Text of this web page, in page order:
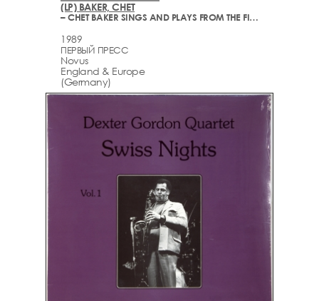
(LP) BAKER, CHET
– CHET BAKER SINGS AND PLAYS FROM THE FILM "LET'S GET LOST"
1989
ПЕРВЫЙ ПРЕСС
Novus
England & Europe
(Germany)